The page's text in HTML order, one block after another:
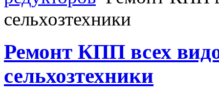
сельхозтехники
Ремонт КПП всех
сельхозтехники